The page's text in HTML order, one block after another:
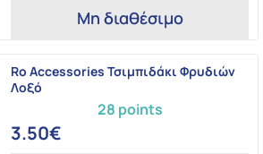
Μη διαθέσιμο
28 points
Ro Accessories Τσιμπιδάκι Φρυδιών
Λοξό
3.50€